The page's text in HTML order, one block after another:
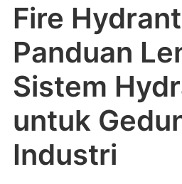
Fire
Panduan
Sistem
untuk
Industri